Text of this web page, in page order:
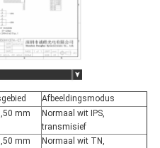
Afbeeldingsmodus
mm
Normaal wit IPS,
transmisief
mm
Normaal wit TN,